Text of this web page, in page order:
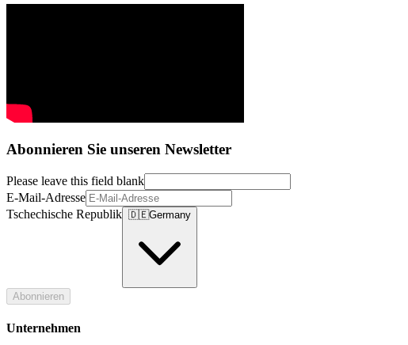
Abonnieren Sie unseren Newsletter
Please leave this field blank
E-Mail-Adresse
Tschechische Republik 🇩🇪Germany
Abonnieren
Unternehmen